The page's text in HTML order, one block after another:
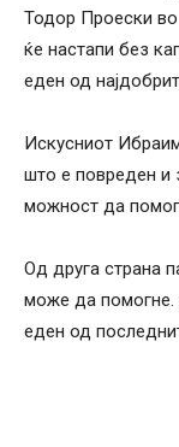
Тодор Проески во
ќе настапи без
еден од
Искусниот
што е повреден и
можност да
Од друга страна
може да помогне.
еден од